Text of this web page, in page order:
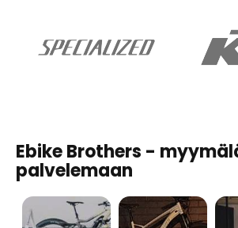
Ebike Brothers -
palvelemaan